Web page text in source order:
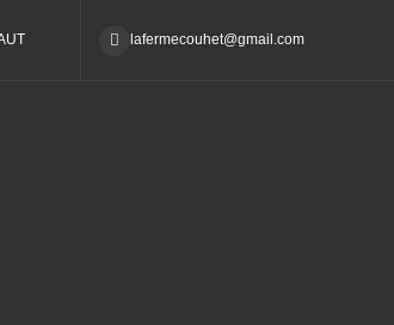
lafermecouhet@gmail.com